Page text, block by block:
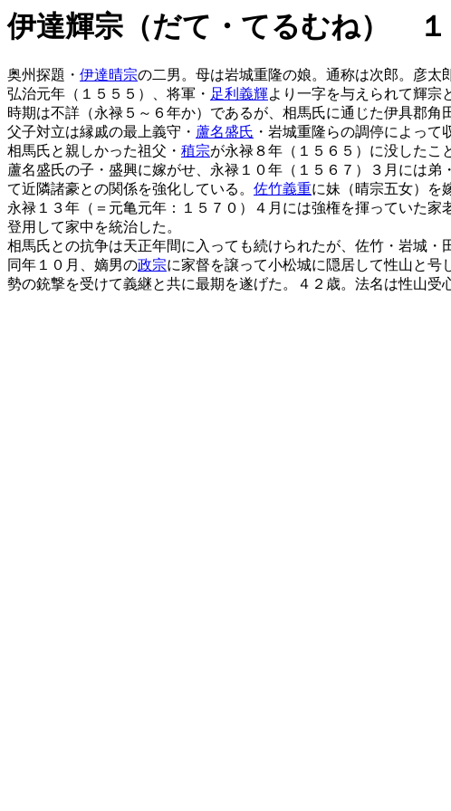
伊達輝宗（だて・てるむね） １
奥州探題・ 伊達晴宗の二男。母は岩城重隆の娘。通称は次郎。彦太
弘治元年（１５５５）、将軍・ 足利義輝より一字を与えられて輝宗
時期は不詳（永禄５～６年か）であるが、相馬氏に通じた伊具郡
父子対立は縁戚の最上義守・ 蘆名盛氏 ・岩城重隆らの調停によっ
相馬氏と親しかった祖父・ 稙宗が永禄８年（１５６５）に没したこ
蘆名盛氏の子・盛興に嫁がせ、永禄１０年（１５６７）３月には弟・
て近隣諸豪との関係を強化している。 佐竹義重に妹（晴宗五女）を
永禄１３年（＝元亀元年：１５７０）４月には強権を揮っていた家
登用して家中を統治した。
相馬氏との抗争は天正年間に入っても続けられたが、佐竹・岩城
同年１０月、嫡男の政宗に家督を譲って小松城に隠居して性山と号
勢の銃撃を受けて義継と共に最期を遂げた。４２歳。法名は性山受